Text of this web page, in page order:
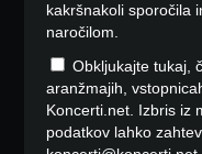
kakršnakoli sporočila
naročilom.
Obkljukajte tukaj,
aranžmajih,
Koncerti.net. Izbris iz
podatkov lahko